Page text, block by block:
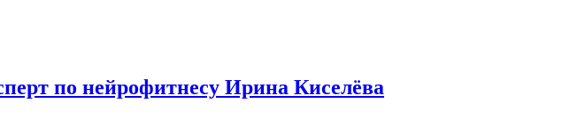
по нейрофитнесу Ирина Киселёва